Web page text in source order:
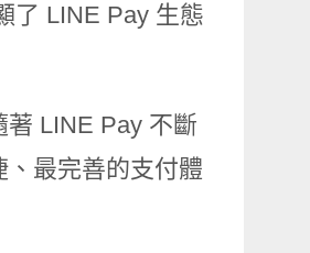
了 LINE Pay 生態
LINE Pay 不斷
最完善的支付體